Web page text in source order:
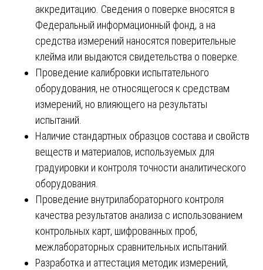
аккредитацию. Сведения о поверке вносятся в
Федеральный информационный фонд, а на
средства измерений наносятся поверительные
клейма или выдаются свидетельства о поверке.
Проведение калибровки испытательного
оборудования, не относящегося к средствам
измерений, но влияющего на результаты
испытаний.
Наличие стандартных образцов состава и свойств
веществ и материалов, используемых для
градуировки и контроля точности аналитического
оборудования.
Проведение внутрилабораторного контроля
качества результатов анализа с использованием
контрольных карт, шифрованных проб,
межлабораторных сравнительных испытаний.
Разработка и аттестация методик измерений,